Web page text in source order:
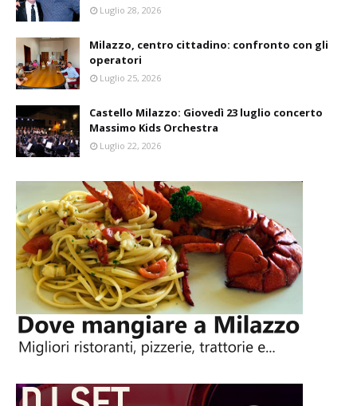
Luglio 28, 2026
Milazzo, centro cittadino: confronto con gli
operatori
Luglio 25, 2026
Castello Milazzo: Giovedì 23 luglio concerto
Massimo Kids Orchestra
Luglio 22, 2026